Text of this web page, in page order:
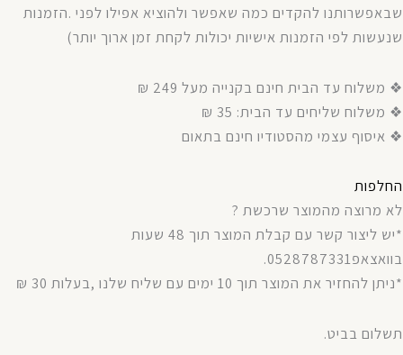
שבאפשרותנו להקדים כמה שאפשר ולהוציא אפילו לפני .הזמנות
שנעשות לפי הזמנות אישיות יכולות לקחת זמן ארוך יותר)
❖ משלוח עד הבית חינם בקנייה מעל 249 ₪
❖ משלוח שליחים עד הבית: 35 ₪
❖ איסוף עצמי מהסטודיו חינם בתאום
החלפות
לא מרוצה מהמוצר שרכשת ?
*יש ליצור קשר עם קבלת המוצר תוך 48 שעות
בוואצאפ0528787331.
*ניתן להחזיר את המוצר תוך 10 ימים עם שליח שלנו ,בעלות 30 ₪
תשלום בביט.